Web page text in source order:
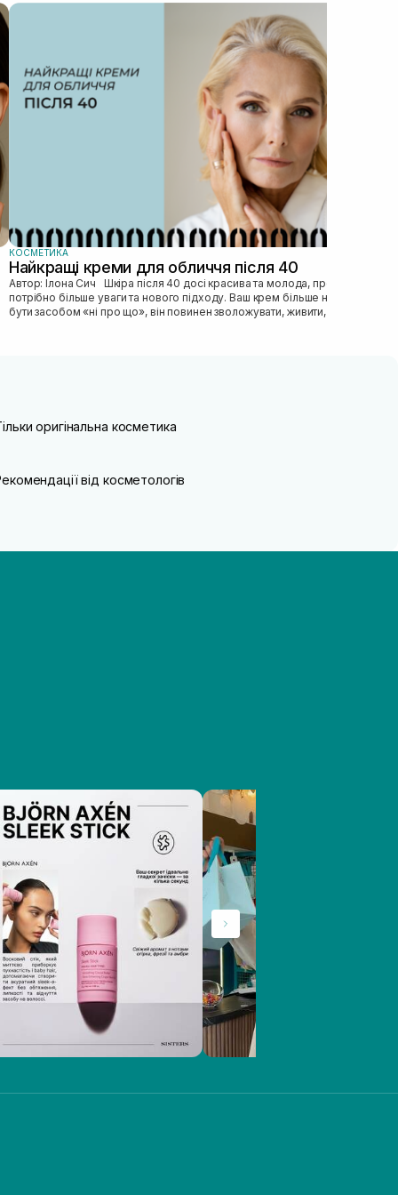
КОСМЕТИКА
Найкращі креми для обличчя після 40
Автор: Ілона Сич Шкіра після 40 досі красива та молода, просто їй
потрібно більше уваги та нового підходу. Ваш крем більше не може
бути засобом «ні про що», він повинен зволожувати, живити, покр...
оригінальна косметика
від косметологів